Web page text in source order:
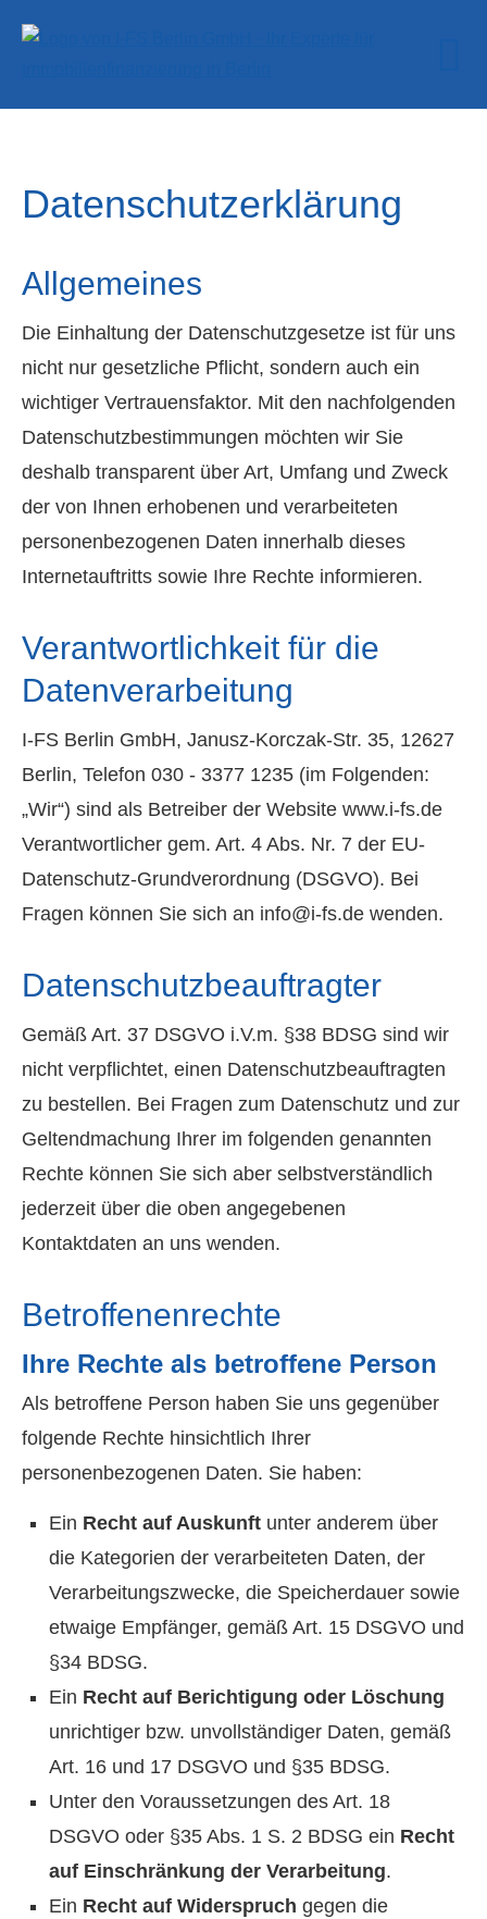
Datenschutzerklärung
Allgemeines
Die Einhaltung der Datenschutzgesetze ist für uns
nicht nur gesetzliche Pflicht, sondern auch ein
wichtiger Vertrauensfaktor. Mit den nachfolgenden
Datenschutzbestimmungen möchten wir Sie
deshalb transparent über Art, Umfang und Zweck
der von Ihnen erhobenen und verarbeiteten
personenbezogenen Daten innerhalb dieses
Internetauftritts sowie Ihre Rechte informieren.
Verantwortlichkeit für die
Datenverarbeitung
I-FS Berlin GmbH, Janusz-Korczak-Str. 35, 12627
Berlin, Telefon 030 - 3377 1235 (im Folgenden:
„Wir“) sind als Betreiber der Website www.i-fs.de
Verantwortlicher gem. Art. 4 Abs. Nr. 7 der EU-
Datenschutz-Grundverordnung (DSGVO). Bei
Fragen können Sie sich an info@i-fs.de wenden.
Datenschutzbeauftragter
Gemäß Art. 37 DSGVO i.V.m. §38 BDSG sind wir
nicht verpflichtet, einen Datenschutzbeauftragten
zu bestellen. Bei Fragen zum Datenschutz und zur
Geltendmachung Ihrer im folgenden genannten
Rechte können Sie sich aber selbstverständlich
jederzeit über die oben angegebenen
Kontaktdaten an uns wenden.
Betroffenenrechte
Ihre Rechte als betroffene Person
Als betroffene Person haben Sie uns gegenüber
folgende Rechte hinsichtlich Ihrer
personenbezogenen Daten. Sie haben:
Ein Recht auf Auskunft unter anderem über
die Kategorien der verarbeiteten Daten, der
Verarbeitungszwecke, die Speicherdauer sowie
etwaige Empfänger, gemäß Art. 15 DSGVO und
§34 BDSG.
Ein Recht auf Berichtigung oder Löschung
unrichtiger bzw. unvollständiger Daten, gemäß
Art. 16 und 17 DSGVO und §35 BDSG.
Unter den Voraussetzungen des Art. 18
DSGVO oder §35 Abs. 1 S. 2 BDSG ein Recht
auf Einschränkung der Verarbeitung.
Ein Recht auf Widerspruch gegen die